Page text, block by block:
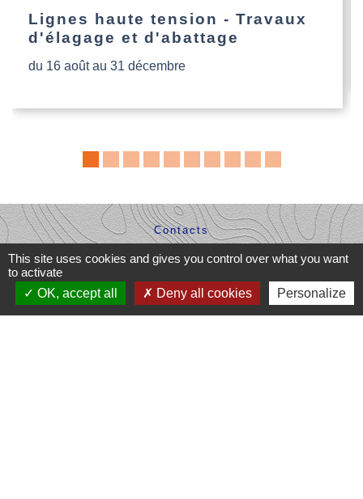
Lignes haute tension - Travaux
d'élagage et d'abattage
du 16 août au 31 décembre
Contacts
Commune de Dompierre-les-Églises
Le Bourg
87190 Dompierre-les-Églises - FRANCE
+33 5 55 68 53 78
This site uses cookies and gives you control over what you want
to activate
OK, accept all
Deny all cookies Personalize